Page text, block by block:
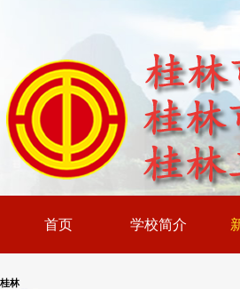
首页 学校简介